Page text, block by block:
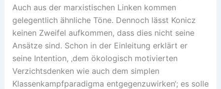
Auch aus der marxistischen Linken kommen
gelegentlich ähnliche Töne. Dennoch lässt Konicz
keinen Zweifel aufkommen, dass dies nicht seine
Ansätze sind. Schon in der Einleitung erklärt er
seine Intention, ‚dem ökologisch motivierten
Verzichtsdenken wie auch dem simplen
Klassenkampfparadigma entgegenzuwirken‘; es solle